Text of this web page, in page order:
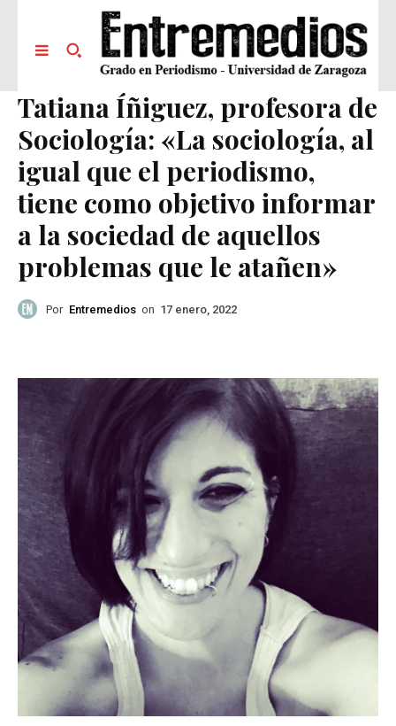
Tatiana Íñiguez, profesora de
Sociología: «La sociología, al
igual que el periodismo,
tiene como objetivo informar
a la sociedad de aquellos
problemas que le atañen»
Por Entremedios on 17 enero, 2022